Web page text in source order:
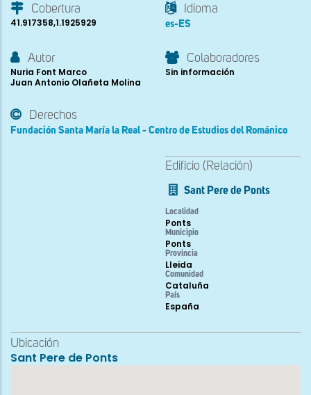
Cobertura
41.917358,1.1925929
Idioma
es-ES
Autor
Nuria Font Marco
Juan Antonio Olañeta Molina
Colaboradores
Sin información
Derechos
Fundación Santa María la Real - Centro de Estudios del Románico
Edificio (Relación)
Sant Pere de Ponts
Localidad
Ponts
Municipio
Ponts
Provincia
Lleida
Comunidad
Cataluña
País
España
Ubicación
Sant Pere de Ponts